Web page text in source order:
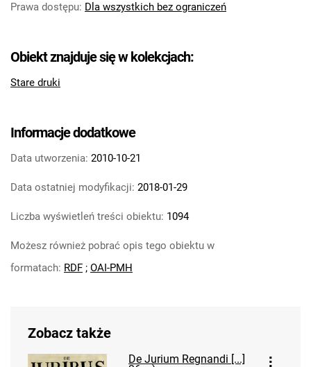
Prawa dostępu: Dla wszystkich bez ograniczeń
Obiekt znajduje się w kolekcjach:
Stare druki
Informacje dodatkowe
Data utworzenia: 2010-10-21
Data ostatniej modyfikacji: 2018-01-29
Liczba wyświetleń treści obiektu: 1094
Możesz również pobrać opis tego obiektu w
formatach: RDF ; OAI-PMH
Zobacz także
De Jurium Regnandi [...]